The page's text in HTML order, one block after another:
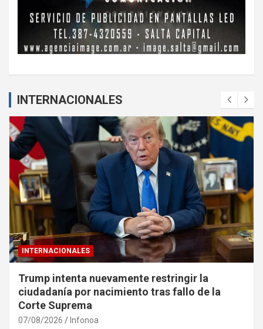
INTERNACIONALES
INTERNACIONALES
Trump intenta nuevamente restringir la
ciudadanía por nacimiento tras fallo de la
Corte Suprema
07/08/2026 Infonoa